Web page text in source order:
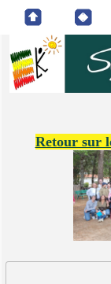
Retour sur